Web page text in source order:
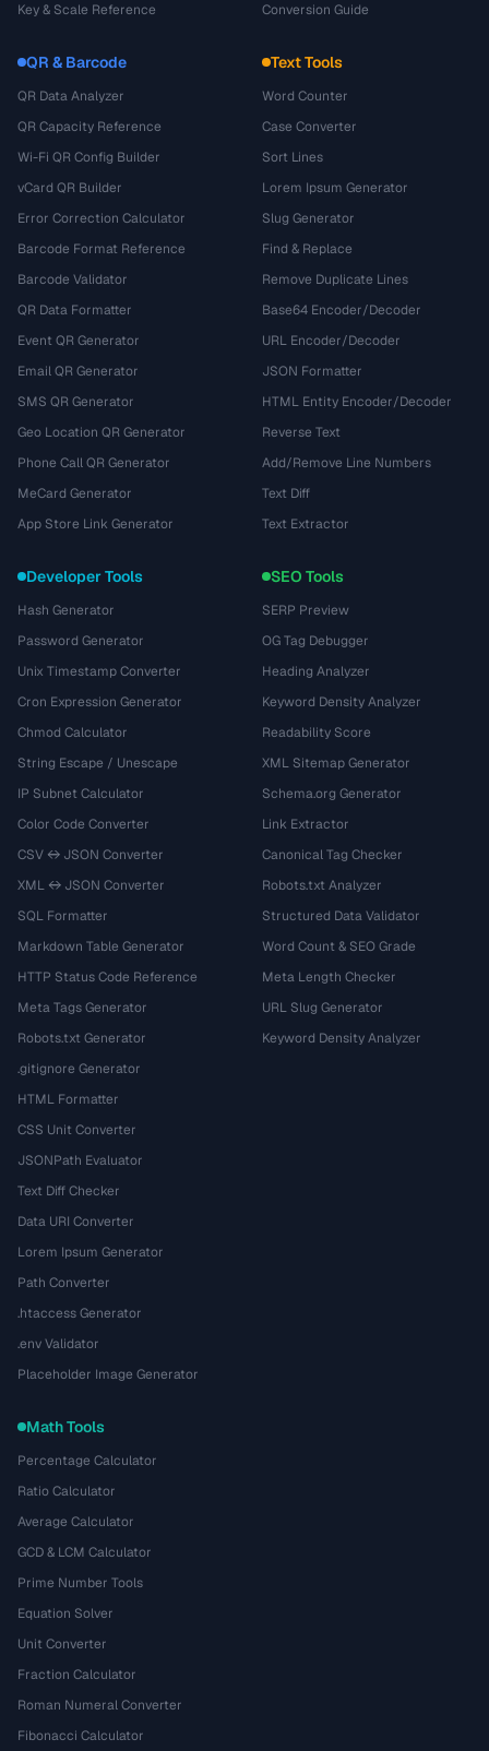
Key & Scale Reference
Conversion Guide
QR & Barcode
QR Data Analyzer
QR Capacity Reference
Wi-Fi QR Config Builder
vCard QR Builder
Error Correction Calculator
Barcode Format Reference
Barcode Validator
QR Data Formatter
Event QR Generator
Email QR Generator
SMS QR Generator
Geo Location QR Generator
Phone Call QR Generator
MeCard Generator
App Store Link Generator
Text Tools
Word Counter
Case Converter
Sort Lines
Lorem Ipsum Generator
Slug Generator
Find & Replace
Remove Duplicate Lines
Base64 Encoder/Decoder
URL Encoder/Decoder
JSON Formatter
HTML Entity Encoder/Decoder
Reverse Text
Add/Remove Line Numbers
Text Diff
Text Extractor
Developer Tools
Hash Generator
Password Generator
Unix Timestamp Converter
Cron Expression Generator
Chmod Calculator
String Escape / Unescape
IP Subnet Calculator
Color Code Converter
CSV ↔ JSON Converter
XML ↔ JSON Converter
SQL Formatter
Markdown Table Generator
HTTP Status Code Reference
Meta Tags Generator
Robots.txt Generator
.gitignore Generator
HTML Formatter
CSS Unit Converter
JSONPath Evaluator
Text Diff Checker
Data URI Converter
Lorem Ipsum Generator
Path Converter
.htaccess Generator
.env Validator
Placeholder Image Generator
SEO Tools
SERP Preview
OG Tag Debugger
Heading Analyzer
Keyword Density Analyzer
Readability Score
XML Sitemap Generator
Schema.org Generator
Link Extractor
Canonical Tag Checker
Robots.txt Analyzer
Structured Data Validator
Word Count & SEO Grade
Meta Length Checker
URL Slug Generator
Keyword Density Analyzer
Math Tools
Percentage Calculator
Ratio Calculator
Average Calculator
GCD & LCM Calculator
Prime Number Tools
Equation Solver
Unit Converter
Fraction Calculator
Roman Numeral Converter
Fibonacci Calculator